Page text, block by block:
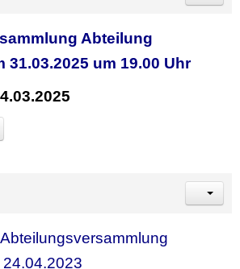
Abteilung
31.03.2025 um 19.00 Uhr